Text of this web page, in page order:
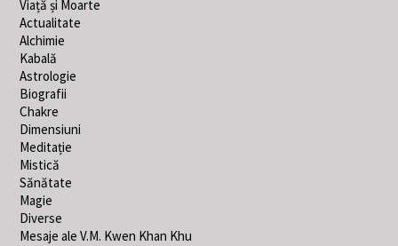
Viață și Moarte
Actualitate
Alchimie
Kabală
Astrologie
Biografii
Chakre
Dimensiuni
Meditație
Mistică
Sănătate
Magie
Diverse
Mesaje ale V.M. Kwen Khan Khu